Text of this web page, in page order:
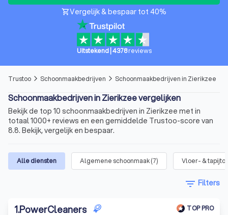
shopping_cartVergelijk & bespaar tot 40%
Uitstekend| 4378 reviews
Trustoo arrow_forward_ios Schoonmaakbedrijven arrow_forward_ios Schoonmaakbedrijven in Zierikzee
Schoonmaakbedrijven in Zierikzee vergelijken
Bekijk de top 10 schoonmaakbedrijven in Zierikzee met in
totaal 1000+ reviews en een gemiddelde Trustoo-score van
8.8. Bekijk, vergelijk en bespaar.
Alle diensten Algemene schoonmaak(7) Vloer- &
filter_list Filters
1.PowerCleaners TOP PRO